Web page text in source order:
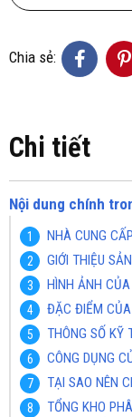
Chia sẻ:
Chi tiết
Nội dung chính
NHÀ CUNG
GIỚI THIỆU
HÌNH ẢNH
ĐẶC ĐIỂM
THÔNG SỐ
CÔNG DỤNG
TẠI SAO NÊN
TỔNG KHO